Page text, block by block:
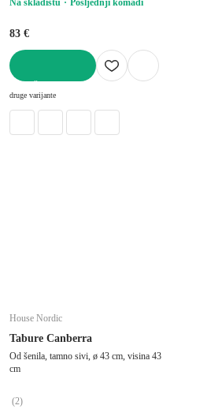
Na skladištu
Posljednji komadi
83 €
druge varijante
House Nordic
Tabure Canberra
Od šenila, tamno sivi, ø 43 cm, visina 43
cm
(2)